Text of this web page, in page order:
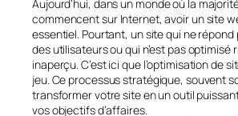
Aujourd’hui, dans un monde où la
commencent sur Internet, avoir un site
essentiel. Pourtant, un site qui ne
des utilisateurs ou qui n’est pas optimisé
inaperçu. C’est ici que l’optimisation de
jeu. Ce processus stratégique, souvent
transformer votre site en un outil
vos objectifs d’affaires.